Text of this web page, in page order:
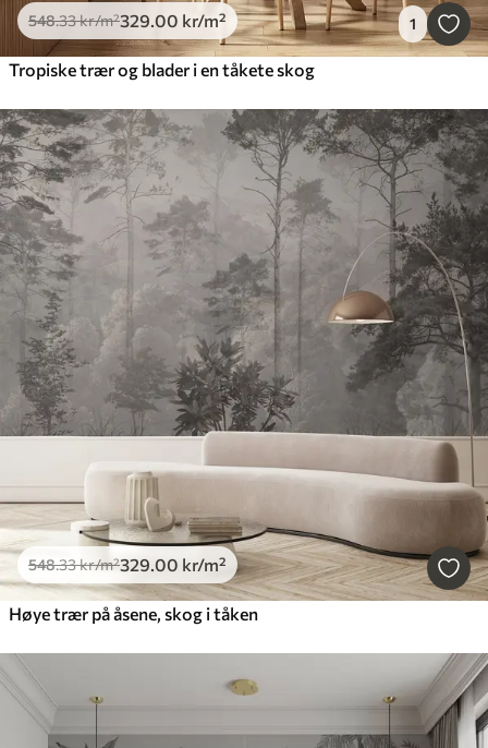
548.33kr/m²329.00 kr/m² 1
Tropiske trær og blader i en tåkete skog
548.33kr/m²329.00 kr/m²
Høye trær på åsene, skog i tåken